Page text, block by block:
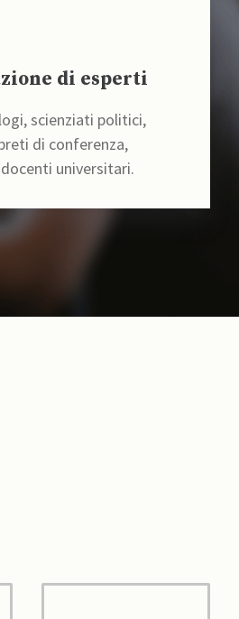
di esperti
scienziati politici,
di conferenza,
universitari.